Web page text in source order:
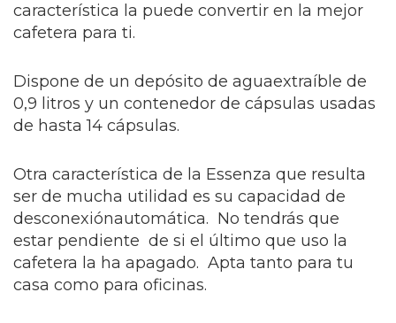
característica la puede convertir en la mejor
cafetera para ti.
Dispone de un depósito de aguaextraíble de
0,9 litros y un contenedor de cápsulas usadas
de hasta 14 cápsulas.
Otra característica de la Essenza que resulta
ser de mucha utilidad es su capacidad de
desconexiónautomática. No tendrás que
estar pendiente de si el último que uso la
cafetera la ha apagado. Apta tanto para tu
casa como para oficinas.